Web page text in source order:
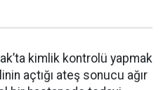
kimlik kontrolü yapmak
açtığı ateş sonucu ağır